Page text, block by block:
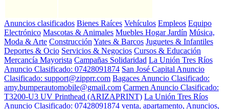
Anuncios clasificados Bienes Raíces Vehículos Empleos Equipo
Electrónico Mascotas & Animales Muebles Hogar Jardín Música,
Moda & Arte ConstrucciónYates & Barcos Juguetes & Infantiles
Deportes & Ocio Servicios & Negocios Cursos & Educación
Mercancía Mayorista Campañas Solidaridad La Unión Tres Ríos
Anuncio Clasificado: 07428091874 San José Capital Anuncio
Clasificado: support@zipprr.com Bagaces Anuncio Clasificado:
amy.bumperautomobile@gmail.com Carmen Anuncio Clasificado:
T3200-U3 UV Printhead (ARIZAPRINT) La Unión Tres Ríos
Anuncio Clasificado: 07428091874 venta, apartamento, Anuncios,